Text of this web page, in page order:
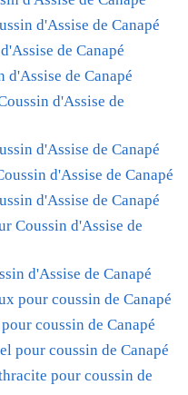
d'Assise de Canapé
de Canapé
d'Assise de Canapé
d'Assise de
d'Assise de Canapé
d'Assise de Canapé
d'Assise de Canapé
Coussin d'Assise de
d'Assise de Canapé
pour coussin de Canapé
coussin de Canapé
pour coussin de Canapé
pour coussin de